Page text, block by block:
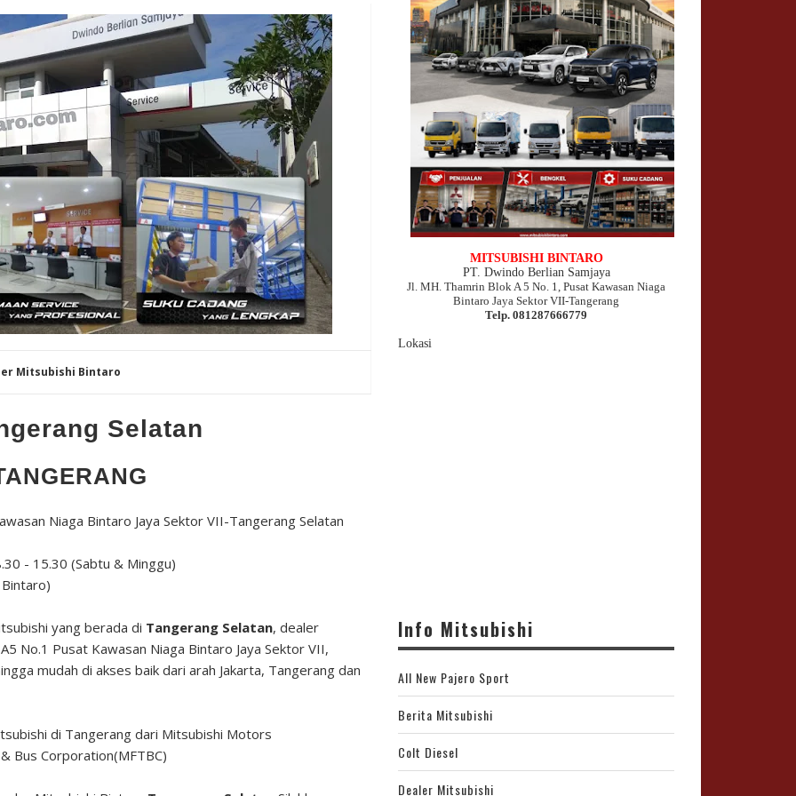
Mitsubishi Bintaro
Selatan
Niaga Bintaro Jaya Sektor VII-Tangerang Selatan
- 15.30 (Sabtu & Minggu)
yang berada di Tangerang Selatan, dealer
No.1 Pusat Kawasan Niaga Bintaro Jaya Sektor VII,
mudah di akses baik dari arah Jakarta, Tangerang dan
di Tangerang dari Mitsubishi Motors
Bus Corporation(MFTBC)
MITSUBISHI BINTARO
PT. Dwindo Berlian Samjaya
Jl. MH. Thamrin Blok A 5 No. 1, Pusat Kawasan Niaga
Bintaro Jaya Sektor VII-Tangerang
Telp. 081287666779
Lokasi
Info Mitsubishi
All New Pajero Sport
Berita Mitsubishi
Colt Diesel
Dealer Mitsubishi